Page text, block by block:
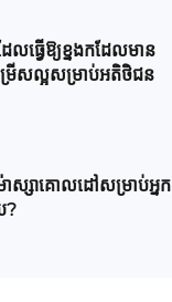
លធ្វើឱ្យខ្នងកដែលមាន
រើសល្អសម្រាប់អតិថិជន
ាស្សាគោលដៅសម្រាប់អ្នក
?